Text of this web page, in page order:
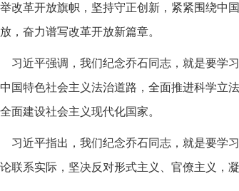
改革开放旗帜，坚持守正创新，紧紧围绕中
，奋力谱写改革开放新篇章。
习近平强调，我们纪念乔石同志，就是要学
国特色社会主义法治道路，全面推进科学立
面建设社会主义现代化国家。
习近平指出，我们纪念乔石同志，就是要学
联系实际，坚决反对形式主义、官僚主义，